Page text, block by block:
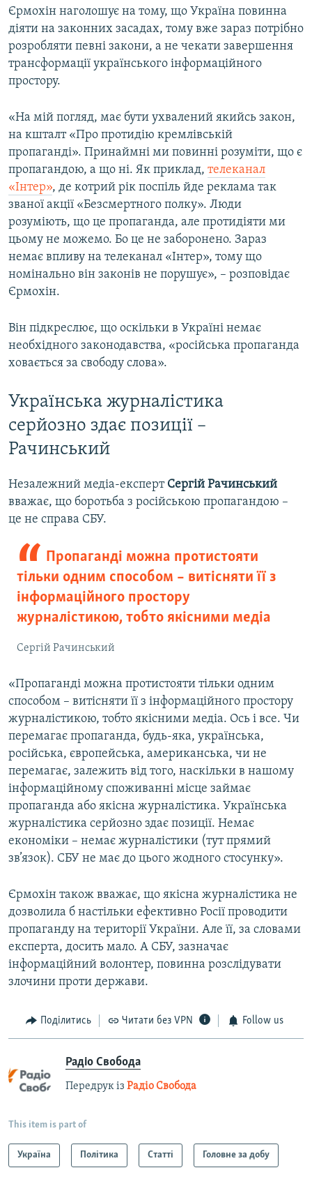
Єрмохін наголошує на тому, що Україна повинна
діяти на законних засадах, тому вже зараз потрібно
розробляти певні закони, а не чекати завершення
трансформації українського інформаційного
простору.
«На мій погляд, має бути ухвалений якийсь закон,
на кшталт «Про протидію кремлівській
пропаганді». Принаймні ми повинні розуміти, що є
пропагандою, а що ні. Як приклад, телеканал
«Інтер», де котрий рік поспіль йде реклама так
званої акції «Безсмертного полку». Люди
розуміють, що це пропаганда, але протидіяти ми
цьому не можемо. Бо це не заборонено. Зараз
немає впливу на телеканал «Інтер», тому що
номінально він законів не порушує», – розповідає
Єрмохін.
Він підкреслює, що оскільки в Україні немає
необхідного законодавства, «російська пропаганда
ховається за свободу слова».
Українська журналістика
серйозно здає позиції –
Рачинський
Незалежний медіа-експерт Сергій Рачинський
вважає, що боротьба з російською пропагандою –
це не справа СБУ.
Пропаганді можна протистояти
тільки одним способом – витісняти її з
інформаційного простору
журналістикою, тобто якісними медіа
Сергій Рачинський
«Пропаганді можна протистояти тільки одним
способом – витісняти її з інформаційного простору
журналістикою, тобто якісними медіа. Ось і все. Чи
перемагає пропаганда, будь-яка, українська,
російська, європейська, американська, чи не
перемагає, залежить від того, наскільки в нашому
інформаційному споживанні місце займає
пропаганда або якісна журналістика. Українська
журналістика серйозно здає позиції. Немає
економіки – немає журналістики (тут прямий
зв’язок). СБУ не має до цього жодного стосунку».
Єрмохін також вважає, що якісна журналістика не
дозволила б настільки ефективно Росії проводити
пропаганду на території України. Але її, за словами
експерта, досить мало. А СБУ, зазначає
інформаційний волонтер, повинна розслідувати
злочини проти держави.
Поділитись Читати без VPN Follow us
Радіо Свобода
Передрук із Радіо Свобода
This item is part of
Україна Політика Статті Головне за добу